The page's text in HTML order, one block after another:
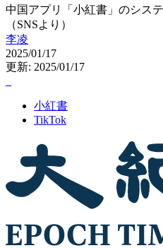
中国アプリ「小紅書」のシス
（SNSより）
李凌
2025/01/17
更新: 2025/01/17
小紅書
TikTok